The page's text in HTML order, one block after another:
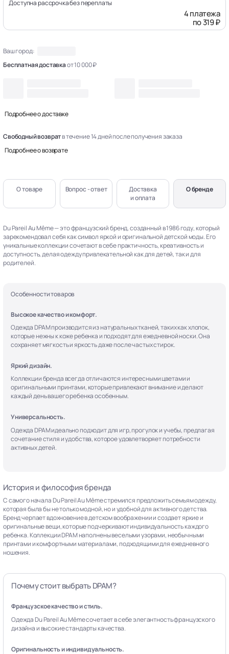
Доступна рассрочка без переплаты
4 платежа
по 319 ₽
Ваш город:
Бесплатная доставкаот 10 000 ₽
Подробнее о доставке
Свободный возвратв течение 14 дней после получения заказа
Подробнее о возврате
О товаре Вопрос - ответ
Доставка
и оплата
О бренде
Du Pareil Au Même — это французский бренд, созданный в 1986 году, который
зарекомендовал себя как символ яркой и оригинальной детской моды. Его
уникальные коллекции сочетают в себе практичность, креативность и
доступность, делая одежду привлекательной как для детей, так и для
родителей.
Особенности товаров
Высокое качество и комфорт.
Одежда DPAM производится из натуральных тканей, таких как хлопок,
которые нежны к коже ребенка и подходят для ежедневной носки. Она
сохраняет мягкость и яркость даже после частых стирок.
Яркий дизайн.
Коллекции бренда всегда отличаются интересными цветами и
оригинальными принтами, которые привлекают внимание и делают
каждый день вашего ребенка особенным.
Универсальность.
Одежда DPAM идеально подходит для игр, прогулок и учебы, предлагая
сочетание стиля и удобства, которое удовлетворяет потребности
активных детей.
История и философия бренда
С самого начала Du Pareil Au Même стремился предложить семьям одежду,
которая была бы не только модной, но и удобной для активного детства.
Бренд черпает вдохновение в детском воображении и создает яркие и
оригинальные вещи, которые подчеркивают индивидуальность каждого
ребенка. Коллекции DPAM наполнены веселыми узорами, необычными
принтами и комфортными материалами, подходящими для ежедневного
ношения.
Почему стоит выбрать DPAM?
Французское качество и стиль.
Одежда Du Pareil Au Même сочетает в себе элегантность французского
дизайна и высокие стандарты качества.
Оригинальность и индивидуальность.